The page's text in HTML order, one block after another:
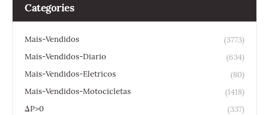
Categories
Mais-Vendidos
(3773)
Mais-Vendidos-Diario
(634)
Mais-Vendidos-Eletricos
(80)
Mais-Vendidos-Motocicletas
(1418)
ΔP>0
(337)